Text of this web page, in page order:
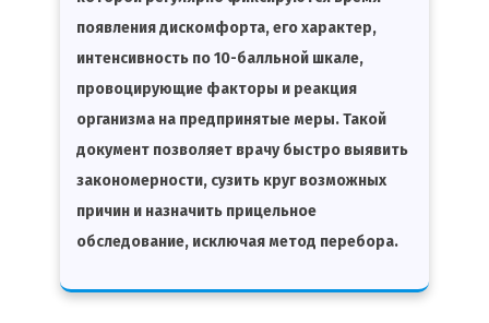
появления дискомфорта, его характер,
интенсивность по 10-балльной шкале,
провоцирующие факторы и реакция
организма на предпринятые меры. Такой
документ позволяет врачу быстро выявить
закономерности, сузить круг возможных
причин и назначить прицельное
обследование, исключая метод перебора.